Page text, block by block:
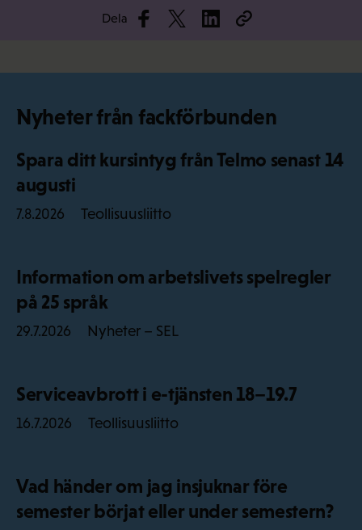
Dela
Nyheter från fackförbunden
Spara ditt kursintyg från Telmo senast 14
augusti
7.8.2026 Teollisuusliitto
Information om arbetslivets spelregler
på 25 språk
29.7.2026 Nyheter – SEL
Serviceavbrott i e-tjänsten 18–19.7
16.7.2026 Teollisuusliitto
Vad händer om jag insjuknar före
semester börjat eller under semestern?